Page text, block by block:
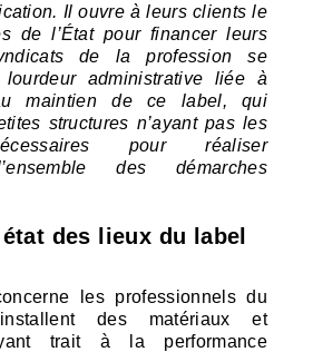
Il ouvre à leurs clients le
de l’État pour financer leurs
de la profession se
administrative liée à
maintien de ce label, qui
structures n’ayant pas les
pour réaliser
des démarches
des lieux du label
les professionnels du
des matériaux et
trait à la performance